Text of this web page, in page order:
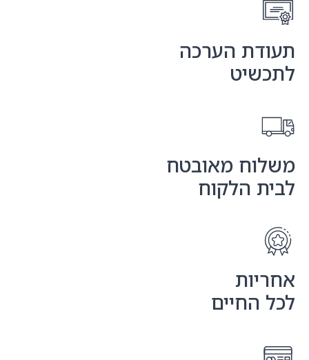
תעודת הערכה
לתכשיט
משלוח מאובטח
לבית הלקוח
אחריות
לכל החיים